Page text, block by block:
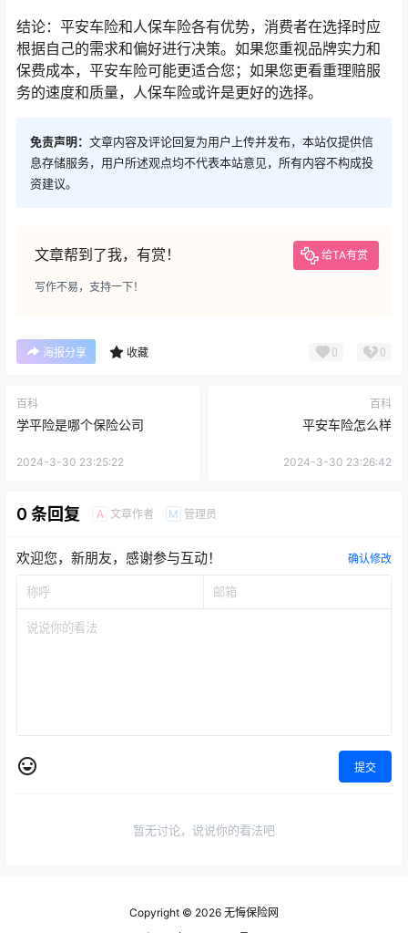
结论：平安车险和人保车险各有优势，消费者在选择时应
根据自己的需求和偏好进行决策。如果您重视品牌实力和
保费成本，平安车险可能更适合您；如果您更看重理赔服
务的速度和质量，人保车险或许是更好的选择。
免责声明： 文章内容及评论回复为用户上传并发布，本站仅提供信
息存储服务，用户所述观点均不代表本站意见，所有内容不构成投
资建议。
文章帮到了我，有赏！ 给TA有赏
写作不易，支持一下！
海报分享 收藏 0 0
百科
学平险是哪个保险公司
2024-3-30 23:25:22
百科
平安车险怎么样
2024-3-30 23:26:42
0 条回复 A 文章作者 M 管理员
欢迎您，新朋友，感谢参与互动！ 确认修改
提交
暂无讨论，说说你的看法吧
Copyright © 2026 无悔保险网